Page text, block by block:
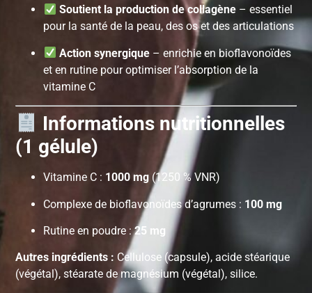
Soutient la production de collagène– essentiel
pour la santé de la peau, des os et des articulations
Action synergique– enrichie en bioflavonoïdes
et en rutine pour optimiser l’absorption de la
vitamine C
Informations nutritionnelles
(1 gélule)
Vitamine C : 1000 mg (1250 % VNR)
Complexe de bioflavonoïdes d’agrumes : 100 mg
Rutine en poudre :25 mg
Autres ingrédients : Cellulose (capsule), acide stéarique
(végétal), stéarate de magnésium (végétal), silice.